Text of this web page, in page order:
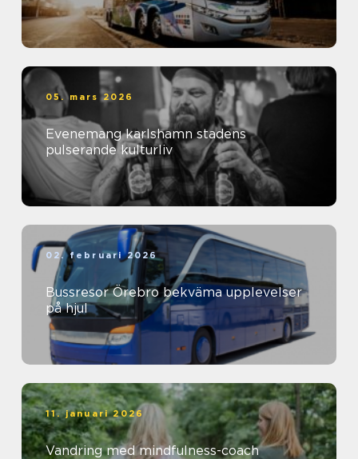
05. mars 2026
Evenemang karlshamn stadens
pulserande kulturliv
02. februari 2026
Bussresor Örebro bekväma upplevelser
på hjul
11. januari 2026
Vandring med mindfulness-coach